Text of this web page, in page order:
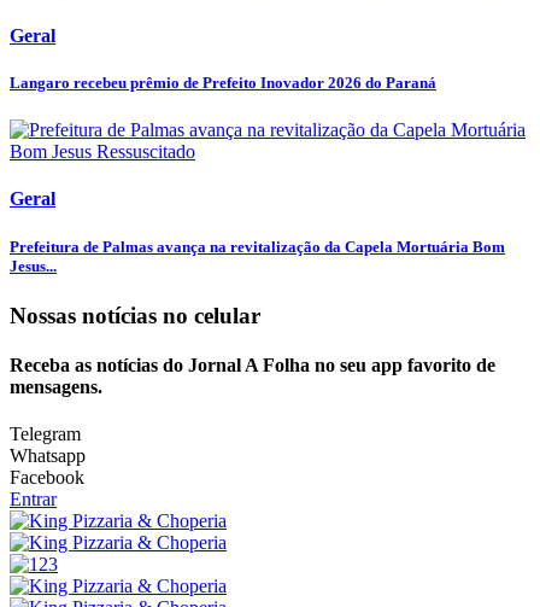
Geral
Langaro recebeu prêmio de Prefeito Inovador 2026 do Paraná
Geral
Prefeitura de Palmas avança na revitalização da Capela Mortuária Bom
Jesus...
Nossas notícias no celular
Receba as notícias do Jornal A Folha no seu app favorito de
mensagens.
Telegram
Whatsapp
Facebook
Entrar